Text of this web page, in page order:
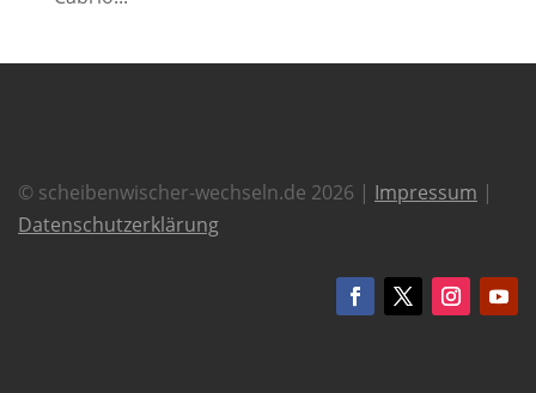
© scheibenwischer-wechseln.de 2026 | Impressum |
Datenschutzerklärung